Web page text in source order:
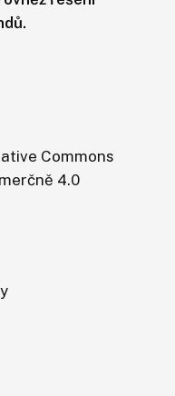
Commons
4.0